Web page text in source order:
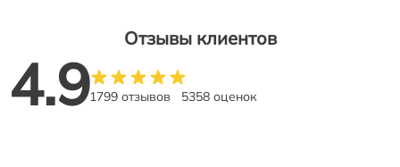
Отзывы клиентов
4.91799 отзывов 5358 оценок